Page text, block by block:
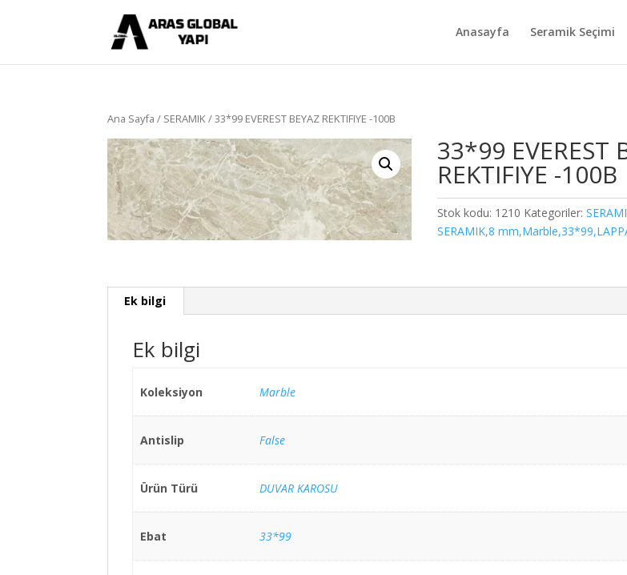
Anasayfa Seramik Seçimi
Ana Sayfa / SERAMIK/ 33*99 EVEREST BEYAZ REKTIFIYE -100B
33*99 EVEREST
REKTIFIYE -100B
Stok kodu: 1210 Kategoriler:
SERAMIK,8
Ek bilgi
Ek bilgi
Koleksiyon Marble
Antislip False
Ürün Türü DUVAR KAROSU
Ebat 33*99